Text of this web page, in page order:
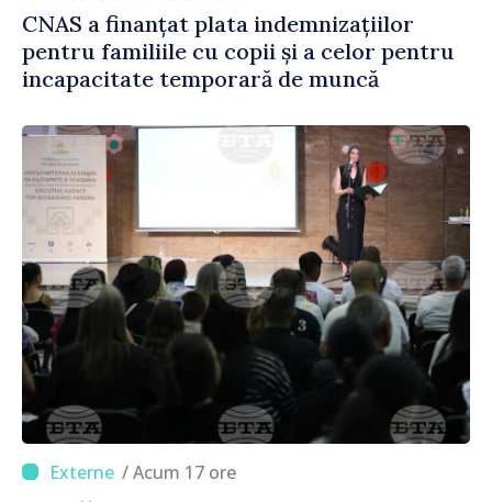
CNAS a finanțat plata indemnizațiilor
pentru familiile cu copii și a celor pentru
incapacitate temporară de muncă
/ Acum 17 ore